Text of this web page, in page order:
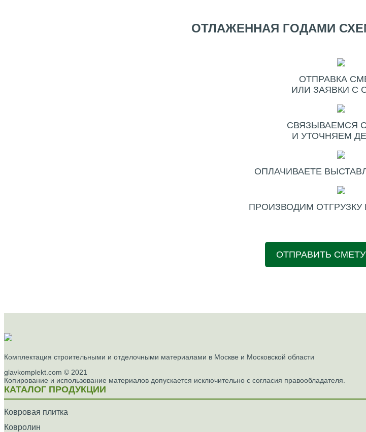
ОТЛАЖЕННАЯ ГОДАМИ
ОТПРАВКА
ИЛИ ЗАЯВКИ С
СВЯЗЫВАЕМСЯ
И УТОЧНЯЕМ
ОПЛАЧИВАЕТЕ
ПРОИЗВОДИМ ОТГРУЗКУ
ОТПРАВИТЬ
Комплектация строительными и отделочными материалами в Москве и Московской области
glavkomplekt.com © 2021
Копирование и использование материалов допускается исключительно с согласия правообладателя.
КАТАЛОГ ПРОДУКЦИИ
Ковровая плитка
Ковролин